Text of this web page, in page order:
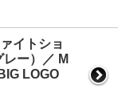
イトショ
ー）／ M
LOGO